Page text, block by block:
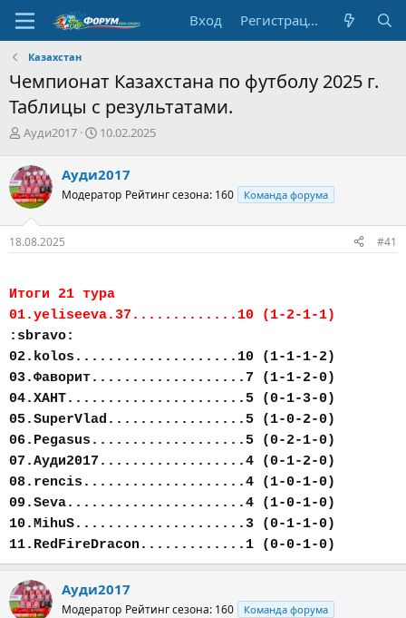
Вход Регистрация
Казахстан
Чемпионат Казахстана по футболу 2025 г.
Таблицы с результатами.
А
т
о
р
т
е
м
Ауди2017
Д
а
н
ч
10.02.2025
Ауди2017
Модератор Рейтинг сезона: 160 Команда форума
18.08.2025 #41
Итоги 21 тура
01.yeliseeva.37.............10 (1-2-1-1)
:sbravo:
02.kolos....................10 (1-1-1-2)
03.Фаворит...................7 (1-1-2-0)
04.ХАНТ......................5 (0-1-3-0)
05.SuperVlad.................5 (1-0-2-0)
06.Pegasus...................5 (0-2-1-0)
07.Ауди2017..................4 (0-1-2-0)
08.rencis....................4 (1-0-1-0)
09.Seva......................4 (1-0-1-0)
10.MihuS.....................3 (0-1-1-0)
11.RedFireDracon.............1 (0-0-1-0)
Ауди2017
Модератор Рейтинг сезона: 160 Команда форума